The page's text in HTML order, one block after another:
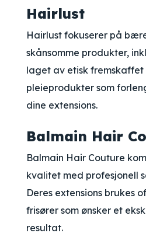
Hairlust
Hairlust fokuserer på
skånsomme produkter,
laget av etisk fremskaffet
pleieprodukter som
dine extensions.
Balmain Hair
Balmain Hair Couture
kvalitet med profesjonell
Deres extensions brukes
frisører som ønsker et
resultat.